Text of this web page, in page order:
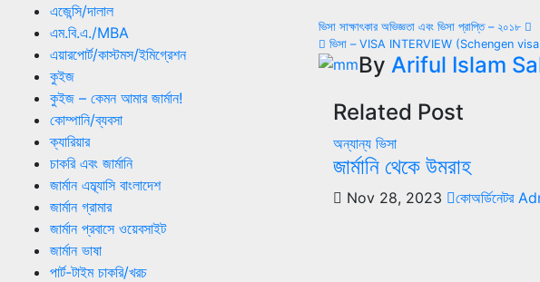
এজেন্সি/দালাল
এম.বি.এ./MBA
এয়ারপোর্ট/কাস্টমস/ইমিগ্রেশন
কুইজ
কুইজ – কেমন আমার জার্মান!
কোম্পানি/ব্যবসা
ক্যারিয়ার
চাকরি এবং জার্মানি
জার্মান এম্ব্যাসি বাংলাদেশ
জার্মান গ্রামার
জার্মান প্রবাসে ওয়েবসাইট
জার্মান ভাষা
পার্ট-টাইম চাকরি/খরচ
Post
navigation
ভিসা সাক্ষাৎকার অভিজ্ঞতা এবং ভিসা প্রাপ্তি – ২০১৮
ভিসা – VISA INTERVIEW (Schengen
By Ariful Islam
Related Post
অন্যান্য ভিসা
জার্মানি থেকে উমরাহ
Nov 28, 2023 কোঅর্ডিনেটর